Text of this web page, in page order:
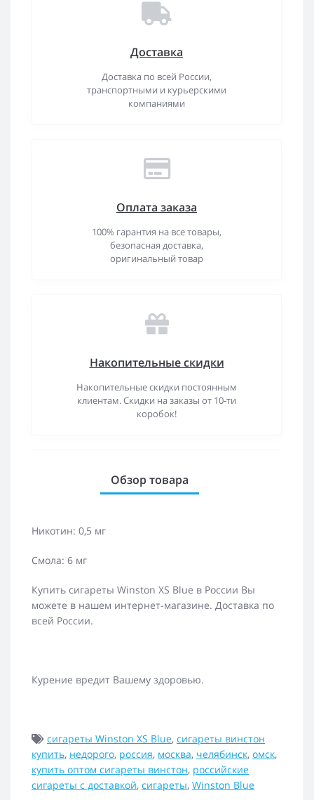
Доставка
Доставка по всей России,
транспортными и курьерскими
компаниями
Оплата заказа
100% гарантия на все товары,
безопасная доставка,
оригинальный товар
Накопительные скидки
Накопительные скидки постоянным
клиентам. Скидки на заказы от 10-ти
коробок!
Обзор товара
Никотин: 0,5 мг
Смола: 6 мг
Купить сигареты Winston XS Blue в России Вы
можете в нашем интернет-магазине. Доставка по
всей России.
Курение вредит Вашему здоровью.
сигареты Winston XS Blue, сигареты винстон
купить, недорого, россия, москва, челябинск, омск,
купить оптом сигареты винстон, российские
сигареты с доставкой, сигареты, Winston Blue